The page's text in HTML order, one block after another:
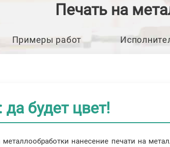
Печать на
Примеры работ
будет цвет!
нанесение печати на